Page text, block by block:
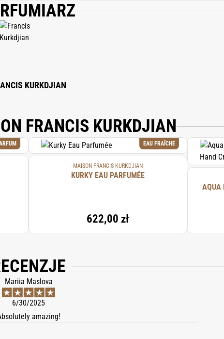
METHOXYCINNAMATE; LIMONENE; ETHYLHEXYL SALICYLATE; BUTYL
BENZYL ALCOHOL.
KURKDJIAN
FRANCIS KURKDJIAN
EAU FRAÎCHE
MAISON FRANCIS KURKDJIAN
KURKY EAU PARFUMÉE
622,00 zł
AQUA
Mariia Maslova
6/30/2025
amazing!